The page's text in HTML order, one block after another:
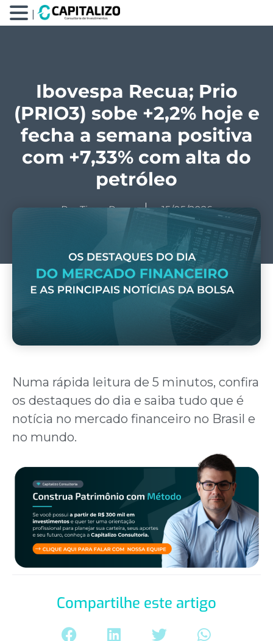
Ibovespa Recua; Prio
(PRIO3) sobe +2,2% hoje e
fecha a semana positiva
com +7,33% com alta do
petróleo
PorTiago Prux 15/05/2026
Numa rápida leitura de 5 minutos, confira
os destaques do dia e saiba tudo que é
notícia no mercado financeiro no Brasil e
no mundo.
Compartilhe este artigo